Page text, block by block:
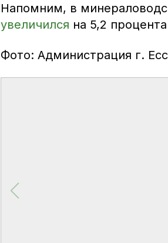
Напомним, в
увеличился на 5,2
Фото: Администрация г.